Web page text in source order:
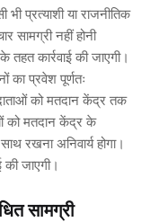
प्रत्याशी या राजनीतिक
सामग्री नहीं होनी
कार्रवाई की जाएगी।
का प्रवेश पूर्णतः
को मतदान केंद्र तक
को मतदान केंद्र के
रखना अनिवार्य होगा।
की जाएगी।
सामग्री